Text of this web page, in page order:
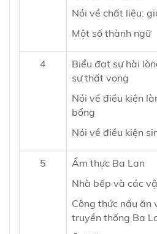
Nói về chất liệu:
Một số thành ngữ
4
Biểu đạt sự hài
sự thất vọng
Nói về điều kiện
bổng
Nói về điều kiện
5
Ẩm thực Ba Lan
Nhà bếp và các
Công thức nấu ăn
truyền thống Ba